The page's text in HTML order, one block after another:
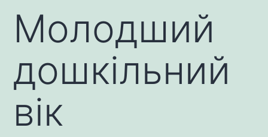
Молодший
дошкільний
вік